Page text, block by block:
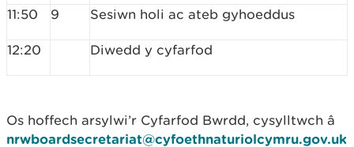
11:50 9 Sesiwn holi ac ateb gyhoeddus
12:20 Diwedd y cyfarfod
Os hoffech arsylwi’r Cyfarfod Bwrdd, cysylltwch â
nrwboardsecretariat@cyfoethnaturiolcymru.gov.uk